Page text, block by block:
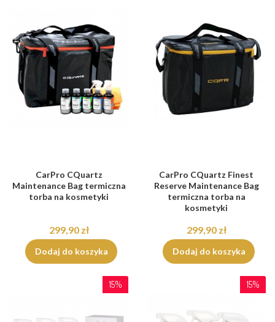
CarPro CQuartz
Maintenance Bag termiczna
torba na kosmetyki
299,90 zł
Dodaj do koszyka
CarPro CQuartz Finest
Reserve Maintenance Bag
termiczna torba na
kosmetyki
299,90 zł
Dodaj do koszyka
15% 15%